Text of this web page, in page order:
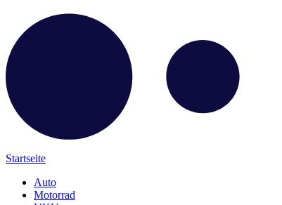
Startseite
Auto
Motorrad